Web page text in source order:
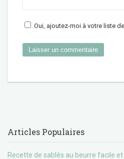
Oui, ajoutez-moi à votre liste
Articles Populaires
Recette de sablés au beurre facile